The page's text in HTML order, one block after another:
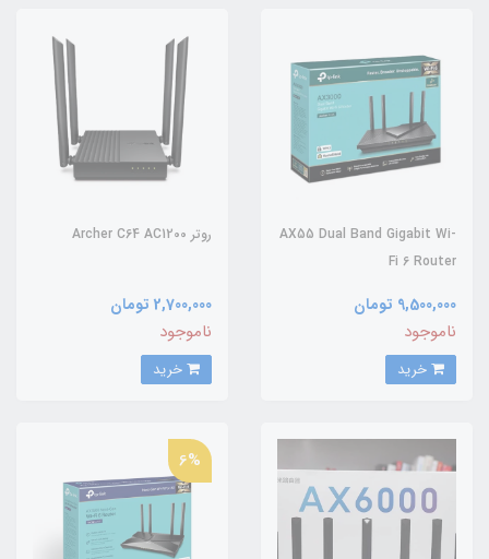
AX55 Dual Band Gigabit Wi-
Fi 6 Router
9,500,000 تومان
ناموجود
روتر Archer C64 AC1200
2,700,000 تومان
ناموجود
6%